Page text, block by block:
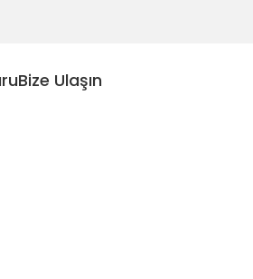
Bize Ulaşın